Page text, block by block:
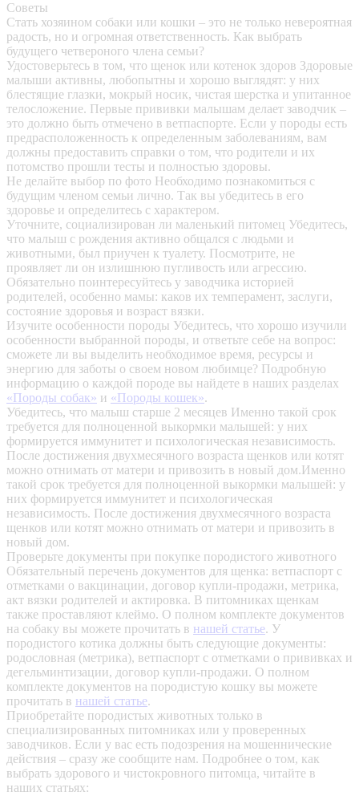
Советы
Стать хозяином собаки или кошки – это не только невероятная
радость, но и огромная ответственность. Как выбрать
будущего четвероного члена семьи?
Удостоверьтесь в том, что щенок или котенок здоров Здоровые
малыши активны, любопытны и хорошо выглядят: у них
блестящие глазки, мокрый носик, чистая шерстка и упитанное
телосложение. Первые прививки малышам делает заводчик –
это должно быть отмечено в ветпаспорте. Если у породы есть
предрасположенность к определенным заболеваниям, вам
должны предоставить справки о том, что родители и их
потомство прошли тесты и полностью здоровы.
Не делайте выбор по фото Необходимо познакомиться с
будущим членом семьи лично. Так вы убедитесь в его
здоровье и определитесь с характером.
Уточните, социализирован ли маленький питомец Убедитесь,
что малыш с рождения активно общался с людьми и
животными, был приучен к туалету. Посмотрите, не
проявляет ли он излишнюю пугливость или агрессию.
Обязательно поинтересуйтесь у заводчика историей
родителей, особенно мамы: каков их темперамент, заслуги,
состояние здоровья и возраст вязки.
Изучите особенности породы Убедитесь, что хорошо изучили
особенности выбранной породы, и ответьте себе на вопрос:
сможете ли вы выделить необходимое время, ресурсы и
энергию для заботы о своем новом любимце? Подробную
информацию о каждой породе вы найдете в наших разделах
«Породы собак» и «Породы кошек».
Убедитесь, что малыш старше 2 месяцев Именно такой срок
требуется для полноценной выкормки малышей: у них
формируется иммунитет и психологическая независимость.
После достижения двухмесячного возраста щенков или котят
можно отнимать от матери и привозить в новый дом.Именно
такой срок требуется для полноценной выкормки малышей: у
них формируется иммунитет и психологическая
независимость. После достижения двухмесячного возраста
щенков или котят можно отнимать от матери и привозить в
новый дом.
Проверьте документы при покупке породистого животного
Обязательный перечень документов для щенка: ветпаспорт с
отметками о вакцинации, договор купли-продажи, метрика,
акт вязки родителей и актировка. В питомниках щенкам
также проставляют клеймо. О полном комплекте документов
на собаку вы можете прочитать в нашей статье. У
породистого котика должны быть следующие документы:
родословная (метрика), ветпаспорт с отметками о прививках и
дегельминтизации, договор купли-продажи. О полном
комплекте документов на породистую кошку вы можете
прочитать в нашей статье.
Приобретайте породистых животных только в
специализированных питомниках или у проверенных
заводчиков. Если у вас есть подозрения на мошеннические
действия – сразу же сообщите нам. Подробнее о том, как
выбрать здорового и чистокровного питомца, читайте в
наших статьях: